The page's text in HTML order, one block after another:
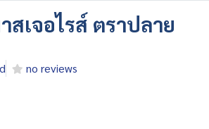
สเจอไรส์ ตราปลาย
no reviews